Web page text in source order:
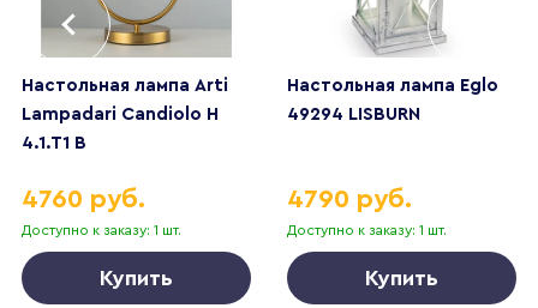
Настольная лампа Arti
Lampadari Candiolo H
4.1.T1 B
Доступно к заказу: 1 шт.
4760 руб.
Купить
Настольная лампа Eglo
49294 LISBURN
Доступно к заказу: 1 шт.
4790 руб.
Купить